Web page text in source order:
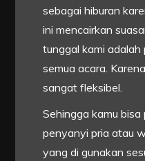
sebagai hiburan
ini mencairkan
tunggal kami
semua acara.
sangat fleksibel.
Sehingga kamu bisa
penyanyi pria atau
yang di gunakan